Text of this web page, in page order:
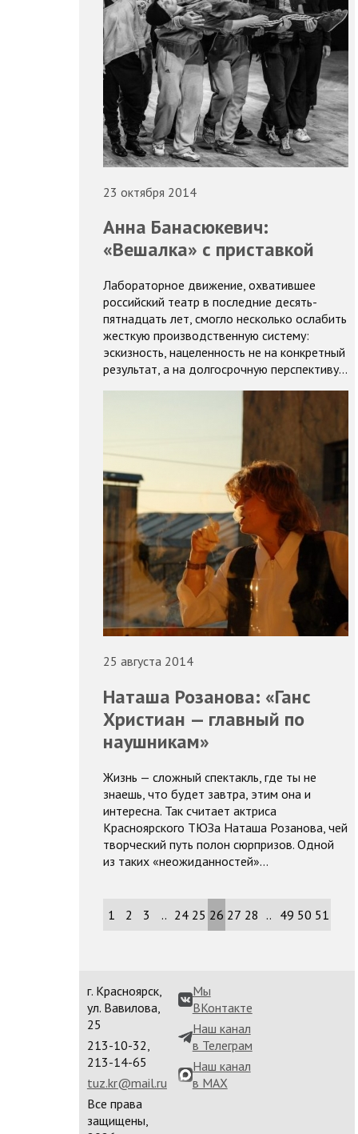
23 октября 2014
Анна Банасюкевич:
«Вешалка» с приставкой
Лабораторное движение, охватившее
российский театр в последние десять-
пятнадцать лет, смогло несколько ослабить
жесткую производственную систему:
эскизность, нацеленность не на конкретный
результат, а на долгосрочную перспективу…
25 августа 2014
Наташа Розанова: «Ганс
Христиан — главный по
наушникам»
Жизнь — сложный спектакль, где ты не
знаешь, что будет завтра, этим она и
интересна. Так считает актриса
Красноярского ТЮЗа Наташа Розанова, чей
творческий путь полон сюрпризов. Одной
из таких «неожиданностей»…
1 2 3 .. 24 25 26 27 28 .. 49 50 51
г. Красноярск,
ул. Вавилова,
25
213-10-32,
213-14-65
tuz.kr@mail.ru
Все права
защищены,
Мы
ВКонтакте
Наш канал
в Телеграм
Наш канал
в MAX